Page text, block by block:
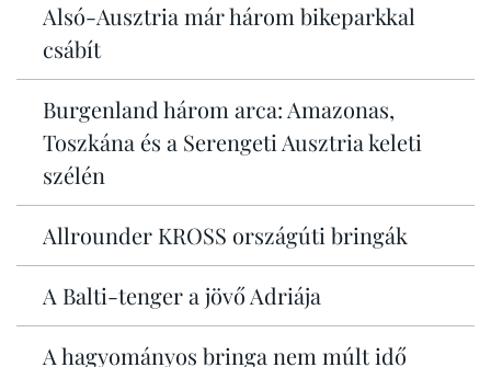
Alsó-Ausztria már három bikeparkkal
csábít
Burgenland három arca: Amazonas,
Toszkána és a Serengeti Ausztria keleti
szélén
Allrounder KROSS országúti bringák
A Balti-tenger a jövő Adriája
A hagyományos bringa nem múlt idő